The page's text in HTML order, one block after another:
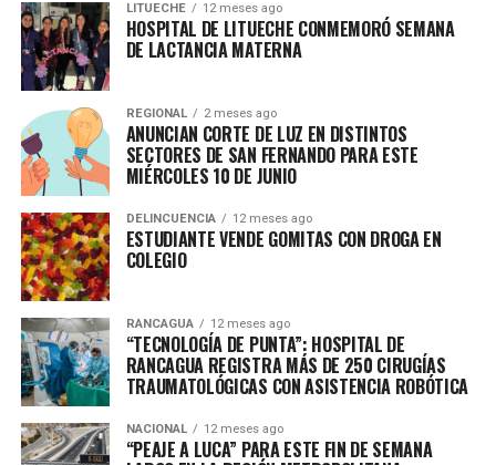
LITUECHE 12 meses ago
HOSPITAL DE LITUECHE CONMEMORÓ SEMANA
DE LACTANCIA MATERNA
REGIONAL 2 meses ago
ANUNCIAN CORTE DE LUZ EN DISTINTOS
SECTORES DE SAN FERNANDO PARA ESTE
MIÉRCOLES 10 DE JUNIO
DELINCUENCIA 12 meses ago
ESTUDIANTE VENDE GOMITAS CON DROGA EN
COLEGIO
RANCAGUA 12 meses ago
“TECNOLOGÍA DE PUNTA”: HOSPITAL DE
RANCAGUA REGISTRA MÁS DE 250 CIRUGÍAS
TRAUMATOLÓGICAS CON ASISTENCIA ROBÓTICA
NACIONAL 12 meses ago
“PEAJE A LUCA” PARA ESTE FIN DE SEMANA